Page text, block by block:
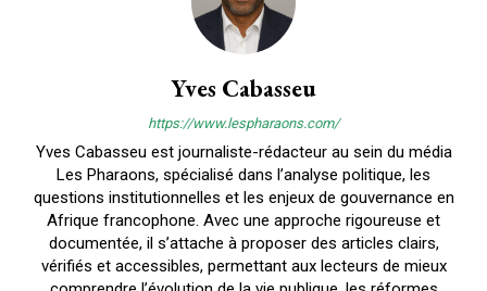
Yves Cabasseu
https://www.lespharaons.com/
Yves Cabasseu est journaliste-rédacteur au sein du média
Les Pharaons, spécialisé dans l’analyse politique, les
questions institutionnelles et les enjeux de gouvernance en
Afrique francophone. Avec une approche rigoureuse et
documentée, il s’attache à proposer des articles clairs,
vérifiés et accessibles, permettant aux lecteurs de mieux